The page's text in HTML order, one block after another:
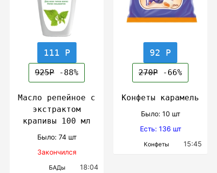
111 Р
925Р -88%
Масло репейное с
экстрактом
крапивы 100 мл
Было: 74 шт
Закончился
БАДы 18:04
92 Р
270Р -66%
Конфеты карамель
Было: 10 шт
Есть: 136 шт
Конфеты 15:45